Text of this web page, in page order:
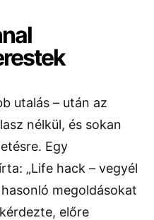
utalás – után az
nélkül, és sokan
Egy
„Life hack – vegyél
megoldásokat
előre